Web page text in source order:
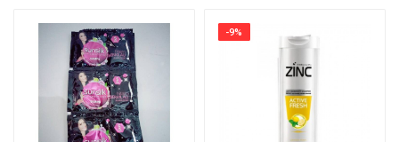
-9%